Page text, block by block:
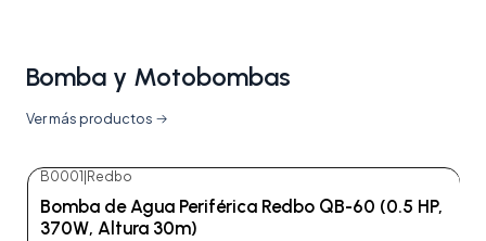
Bomba y Motobombas
Ver más productos
B0001 Redbo
Bomba de Agua Periférica Redbo QB-60 (0.5 HP,
370W, Altura 30m)